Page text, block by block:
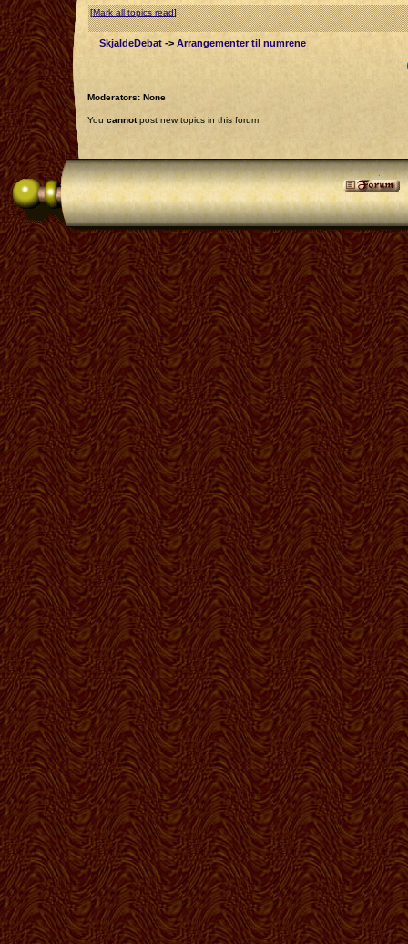
[Mark all topics read]
SkjaldeDebat -> Arrangementer til numrene
Moderators: None
You cannotpost new topics in this forum